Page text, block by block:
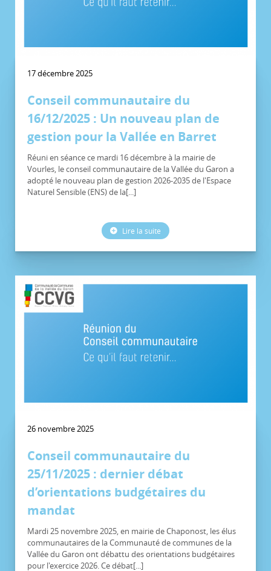
17 décembre 2025
Conseil communautaire du
16/12/2025 : Un nouveau plan de
gestion pour la Vallée en Barret
Réuni en séance ce mardi 16 décembre à la mairie de
Vourles, le conseil communautaire de la Vallée du Garon a
adopté le nouveau plan de gestion 2026-2035 de l'Espace
Naturel Sensible (ENS) de la[...]
Lire la suite
26 novembre 2025
Conseil communautaire du
25/11/2025 : dernier débat
d’orientations budgétaires du
mandat
Mardi 25 novembre 2025, en mairie de Chaponost, les élus
communautaires de la Communauté de communes de la
Vallée du Garon ont débattu des orientations budgétaires
pour l'exercice 2026. Ce débat[...]